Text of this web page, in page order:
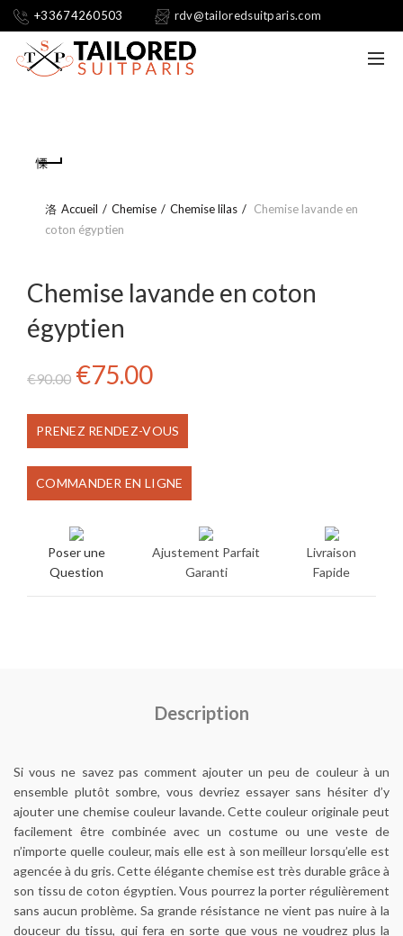
+33674260503 rdv@tailoredsuitparis.com
Accueil Chemise Chemise lilas
Chemise lavande en
coton égyptien
Chemise lavande en coton
égyptien
€90.00 Le
prix
initial
était :
€90.00.
€75.00Le
prix
actuel
est :
€75.00.
PRENEZ RENDEZ-VOUS
COMMANDER EN LIGNE
Poser une
Question
Ajustement Parfait
Garanti
Livraison
Fapide
Description
Si vous ne savez pas comment ajouter un peu de couleur à un
ensemble plutôt sombre, vous devriez essayer sans hésiter d’y
ajouter une chemise couleur lavande. Cette couleur originale peut
facilement être combinée avec un costume ou une veste de
n’importe quelle couleur, mais elle est à son meilleur lorsqu’elle est
agencée à du gris. Cette élégante chemise est très durable grâce à
son tissu de coton égyptien. Vous pourrez la porter régulièrement
sans aucun problème. Sa grande résistance ne vient pas nuire à la
douceur du tissu, qui fera en sorte que vous ne voudrez plus la